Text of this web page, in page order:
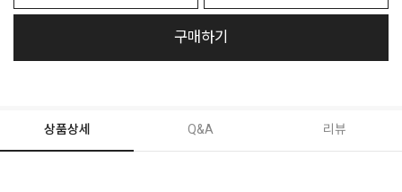
구매하기
상품상세 Q&A 리뷰